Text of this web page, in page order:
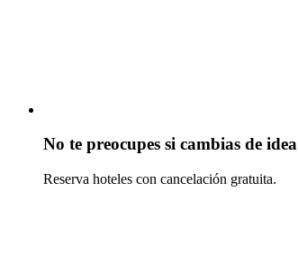
No te preocupes si cambias de idea
Reserva hoteles con cancelación gratuita.